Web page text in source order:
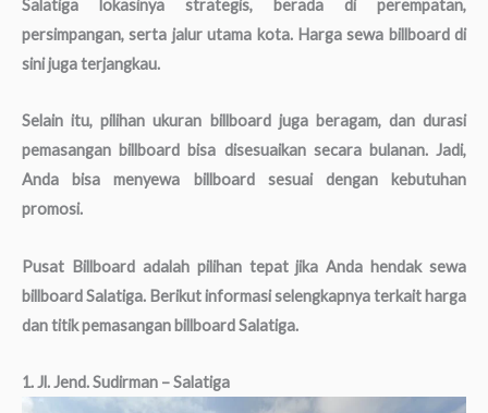
Salatiga lokasinya strategis, berada di perempatan,
persimpangan, serta jalur utama kota. Harga sewa billboard di
sini juga terjangkau.
Selain itu, pilihan ukuran billboard juga beragam, dan durasi
pemasangan billboard bisa disesuaikan secara bulanan. Jadi,
Anda bisa menyewa billboard sesuai dengan kebutuhan
promosi.
Pusat Billboard adalah pilihan tepat jika Anda hendak sewa
billboard Salatiga. Berikut informasi selengkapnya terkait harga
dan titik pemasangan billboard Salatiga.
1. Jl. Jend. Sudirman – Salatiga